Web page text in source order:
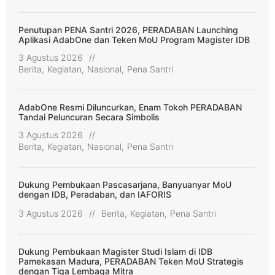
Penutupan PENA Santri 2026, PERADABAN Launching
Aplikasi AdabOne dan Teken MoU Program Magister IDB
3 Agustus 2026
//
Berita, Kegiatan, Nasional, Pena Santri
AdabOne Resmi Diluncurkan, Enam Tokoh PERADABAN
Tandai Peluncuran Secara Simbolis
3 Agustus 2026
//
Berita, Kegiatan, Nasional, Pena Santri
Dukung Pembukaan Pascasarjana, Banyuanyar MoU
dengan IDB, Peradaban, dan IAFORIS
3 Agustus 2026
// Berita, Kegiatan, Pena Santri
Dukung Pembukaan Magister Studi Islam di IDB
Pamekasan Madura, PERADABAN Teken MoU Strategis
dengan Tiga Lembaga Mitra